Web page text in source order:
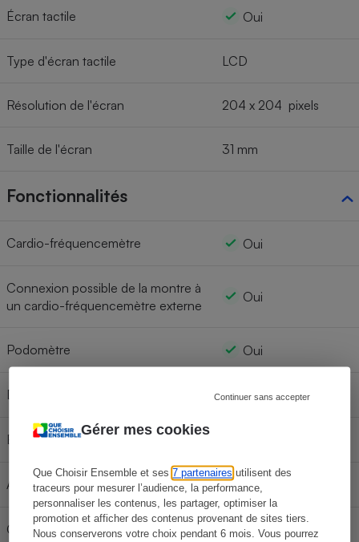
Gérer mes cookies
Que Choisir Ensemble et ses7 partenaires utilisent des
traceurs pour mesurer l’audience, la performance,
personnaliser les contenus, les partager, optimiser la
promotion et afficher des contenus provenant de sites tiers.
Nous conserverons votre choix pendant 6 mois. Vous pourrez
Continuer sans accepter
Écran tactile Oui
Type d'écran tactile LCD
Résolution de l'écran 204 x 204 pixels
Taille de l'écran 31 mm
Fonctionnalités
Cardio-fréquencemètre Oui
Connexion possible de la montre à
un cardio-fréquencemètre externe
Oui
Podomètre Oui
Distance parcourue Oui
Estimation altitude
Accéléromètre Oui
Calories dépensées Oui